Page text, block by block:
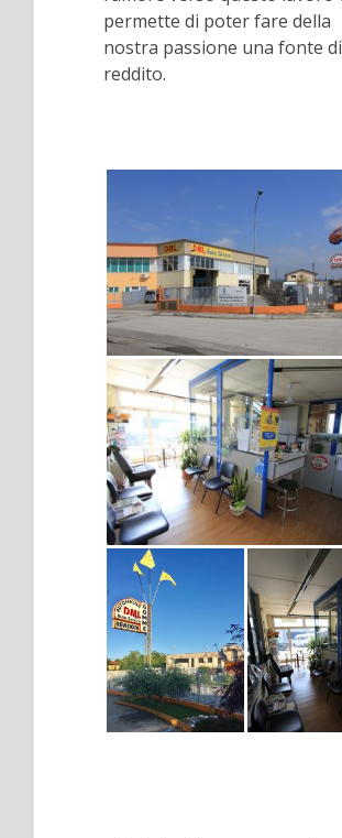
permette di poter fare della
nostra passione una fonte di
reddito.